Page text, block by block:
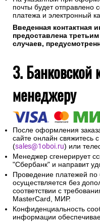
почты будет отправлено
платежа и электронный
Введенная контактная
предоставлена
случаев,
3. Банковской
менеджеру
После оформления
сайте онлайн свяжитесь
(sales@1oboi.ru) или
Менеджер сгенерирует
"Сбербанк" и направит
Проведение платежей по
осуществляется без
соответствии с
MasterCard, МИР.
Конфиденциальность
информации